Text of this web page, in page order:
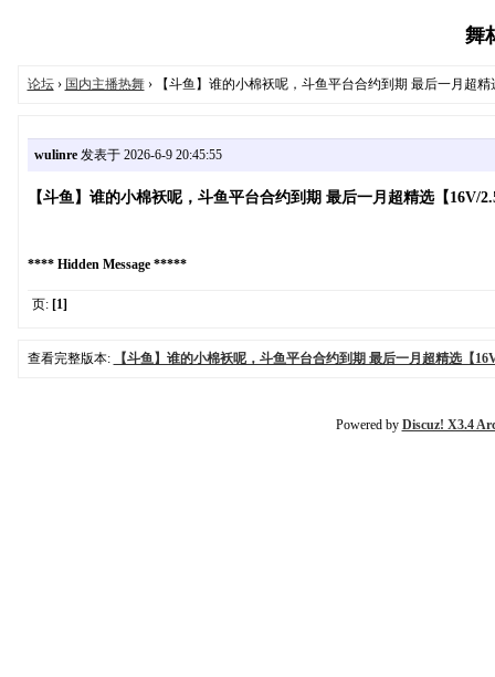
舞
论坛› 国内主播热舞› 【斗鱼】谁的小棉袄呢，斗鱼平台合约到期 最后一月超精
wulinre发表于 2026-6-9 20:45:55
【斗鱼】谁的小棉袄呢，斗鱼平台合约到期 最后一月超精选【16V/
**** Hidden Message *****
页: [1]
查看完整版本: 【斗鱼】谁的小棉袄呢，斗鱼平台合约到期 最后一月超精选【
Powered by Discuz! X3.4